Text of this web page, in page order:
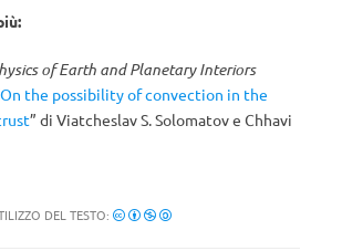
of Earth and Planetary Interiors
On the possibility of convection in the
” di Viatcheslav S. Solomatov e Chhavi
DEL TESTO: